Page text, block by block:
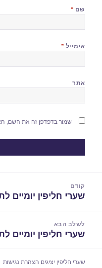
שם *
אימייל *
אתר
שמור בדפדפן זה את השם,
קודם
הפוסט
שערי חליפין יומיים לתאריך
לשלב הבא
הפוסט
שערי חליפין יומיים לתאריך
שערי חליפין יציגים הצהרת נגישות